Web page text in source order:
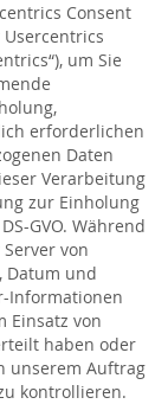
Consent
um Sie
erforderlichen
Daten
Verarbeitung
zur Einholung
GVO. Während
von
Datum und
Informationen
Einsatz von
haben oder
unserem Auftrag
kontrollieren.